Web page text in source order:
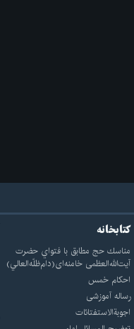
کتابخانه
مناسك حج مطابق با فتواي حضرت
آيت‌الله‌العظمى خامنه‌اى(دام‌ظلّه‌العالي)
احکام خمس
رساله آموزشی
اجوبة‌الاستفتائات